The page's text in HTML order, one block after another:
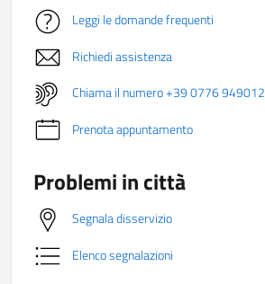
Leggi le domande frequenti
Richiedi assistenza
Chiama il numero +39 0776 949012
Prenota appuntamento
Problemi in città
Segnala disservizio
Elenco segnalazioni